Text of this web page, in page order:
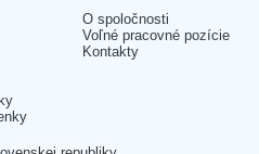
O spoločnosti
Voľné pracovné pozície
Kontakty